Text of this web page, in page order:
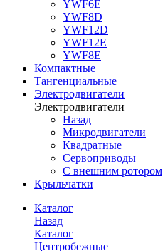
YWF6E
YWF8D
YWF12D
YWF12E
YWF8E
Компактные
Тангенциальные
Электродвигатели
Электродвигатели
Назад
Микродвигатели
Квадратные
Сервоприводы
С внешним ротором
Крыльчатки
Каталог
Назад
Каталог
Центробежные